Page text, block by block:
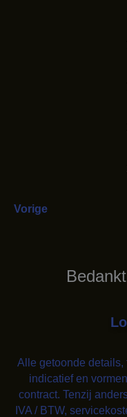
Vorige
Alle getoonde details,
indicatief en
contract. Tenzij
IVA / BTW,